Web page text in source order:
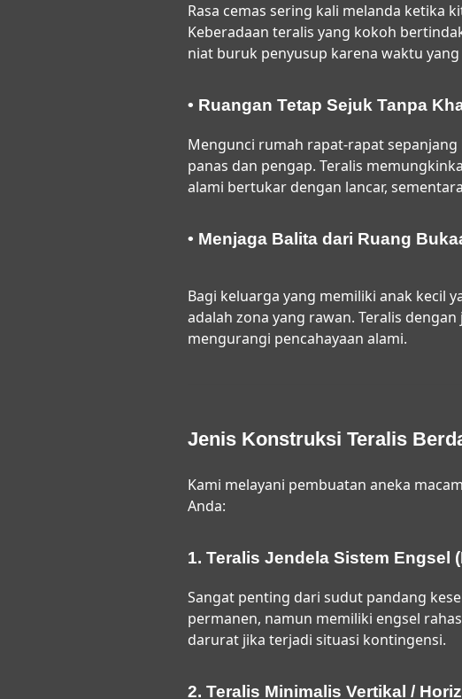
Rasa cemas sering kali melanda ketika
Keberadaan teralis yang kokoh
niat buruk penyusup karena waktu
• Ruangan Tetap Sejuk Tanpa
Mengunci rumah rapat-rapat
panas dan pengap. Teralis
alami bertukar dengan lancar,
• Menjaga Balita dari Ruang
Bagi keluarga yang memiliki anak kecil
adalah zona yang rawan. Teralis
mengurangi pencahayaan alami.
Jenis Konstruksi Teralis
Kami melayani pembuatan aneka
Anda:
1. Teralis Jendela Sistem Engsel
Sangat penting dari sudut pandang
permanen, namun memiliki engsel
darurat jika terjadi situasi kontingensi.
2. Teralis Minimalis Vertikal /